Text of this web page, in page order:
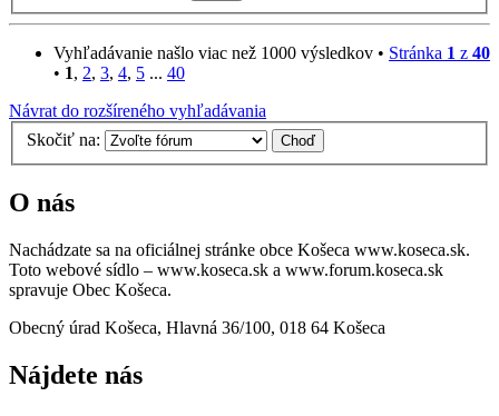
Vyhľadávanie našlo viac než 1000 výsledkov • Stránka 1 z 40
• 1, 2, 3, 4, 5 ... 40
Návrat do rozšíreného vyhľadávania
Skočiť na:
O nás
Nachádzate sa na oficiálnej stránke obce Košeca www.koseca.sk.
Toto webové sídlo – www.koseca.sk a www.forum.koseca.sk
spravuje Obec Košeca.
Obecný úrad Košeca, Hlavná 36/100, 018 64 Košeca
Nájdete nás